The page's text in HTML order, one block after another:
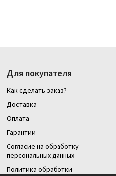
Для покупателя
Как сделать заказ?
Доставка
Оплата
Гарантии
Согласие на обработку
персональных данных
Политика обработки